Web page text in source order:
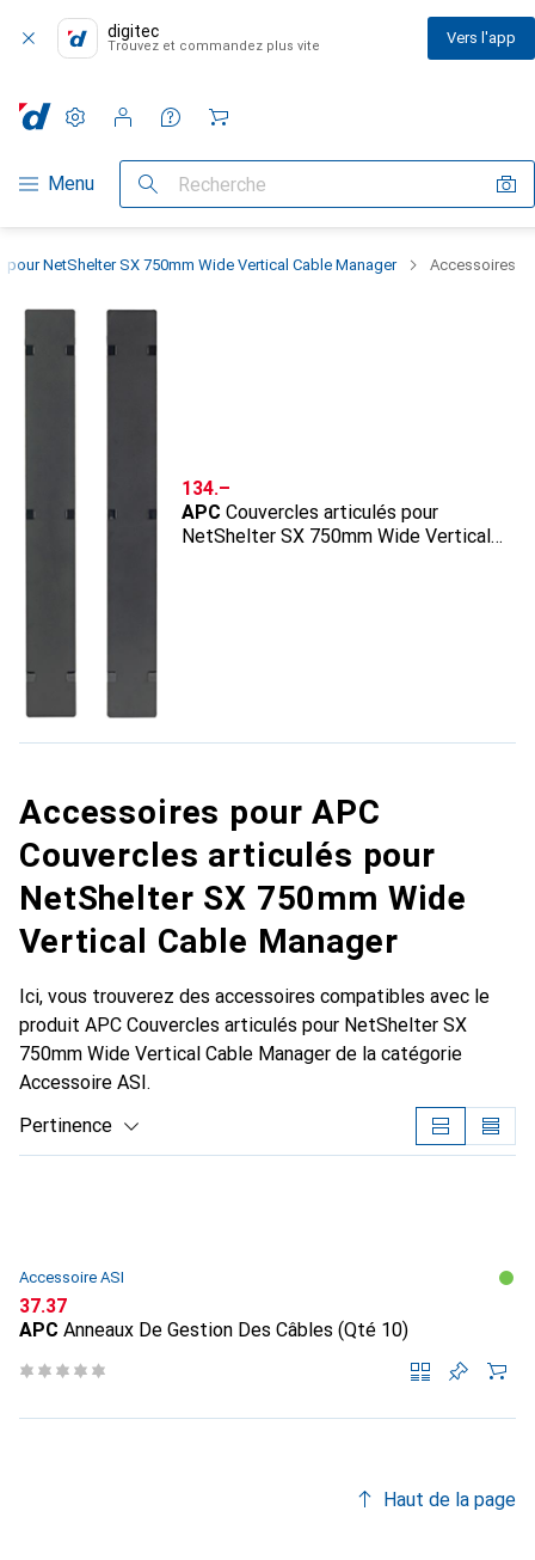
digitec
Trouvez et commandez plus vite Vers l'app
Navigation par catégorie
Menu Recherche
Paramètres
Compte client
Listes de comparaison
Listes d'envies
Panier
pour NetShelter SX 750mm Wide Vertical Cable Manager Accessoires
CHF
134.–
APC Couvercles articulés pour
NetShelter SX 750mm Wide Vertical
Accessoires pour APC
Couvercles articulés pour
NetShelter SX 750mm Wide
Vertical Cable Manager
Ici, vous trouverez des accessoires compatibles avec le
produit APC Couvercles articulés pour NetShelter SX
750mm Wide Vertical Cable Manager de la catégorie
Accessoire ASI.
Pertinence
Accessoire ASI
CHF
37.37
APC Anneaux De Gestion Des Câbles (Qté 10)
Haut de la page